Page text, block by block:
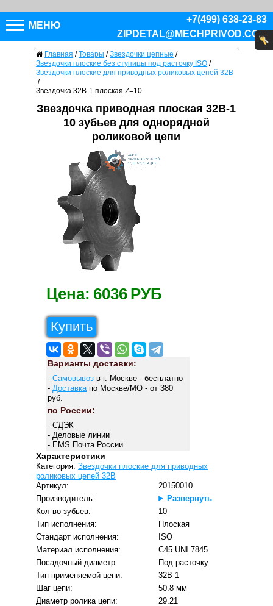
МЕНЮ
+7(499) 638-23-83
ZIPDETAL@MECHPRIVOD.COM
Главная / Товары / Звездочки цепные /
Звездочки плоские без ступицы под расточку ISO /
Звездочки плоские для приводных роликовых цепей 32B
/
Звездочка 32B-1 плоская Z=10
Звездочка приводная плоская 32B-1
10 зубьев для однорядной
роликовой цепи
Цена: 6036 РУБ
Купить
Варианты доставки:
- Самовывозв г. Москве - бесплатно
- Доставкапо Москве/МО - от 380
руб.
по России:
- СДЭК
- Деловые линии
- EMS Почта России
Характеристики
Категория:Звездочки плоские для приводных
роликовых цепей 32B
Артикул:
20150010
Производитель:
Развернуть
Кол-во зубьев:
10
Тип исполнения:
Плоская
Стандарт исполнения:
ISO
Материал исполнения:
C45 UNI 7845
Посадочный диаметр:
Под расточку
Тип применяемой цепи:
32B-1
Шаг цепи:
50.8 мм
Диаметр ролика цепи:
29.21